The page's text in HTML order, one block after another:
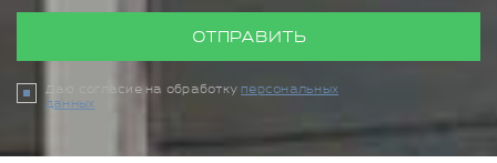
ОТПРАВИТЬ
Даю согласие на обработку персональных
данных